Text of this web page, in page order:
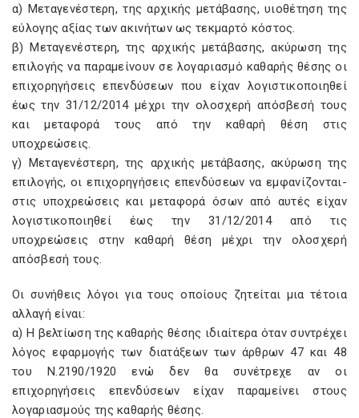
α) Μεταγενέστερη, της αρχικής μετάβασης, υιοθέτηση της
εύλογης αξίας των ακινήτων ως τεκμαρτό κόστος.
β) Μεταγενέστερη, της αρχικής μετάβασης, ακύρωση της
επιλογής να παραμείνουν σε λογαριασμό καθαρής θέσης οι
επιχορηγήσεις επενδύσεων που είχαν λογιστικοποιηθεί
έως την 31/12/2014 μέχρι την ολοσχερή απόσβεσή τους
και μεταφορά τους από την καθαρή θέση στις
υποχρεώσεις.
γ) Μεταγενέστερη, της αρχικής μετάβασης, ακύρωση της
επιλογής, οι επιχορηγήσεις επενδύσεων να εμφανίζονται-
στις υποχρεώσεις και μεταφορά όσων από αυτές είχαν
λογιστικοποιηθεί έως την 31/12/2014 από τις
υποχρεώσεις στην καθαρή θέση μέχρι την ολοσχερή
απόσβεσή τους.
Οι συνήθεις λόγοι για τους οποίους ζητείται μια τέτοια
αλλαγή είναι:
α) Η βελτίωση της καθαρής θέσης ιδιαίτερα όταν συντρέχει
λόγος εφαρμογής των διατάξεων των άρθρων 47 και 48
του Ν.2190/1920 ενώ δεν θα συνέτρεχε αν οι
επιχορηγήσεις επενδύσεων είχαν παραμείνει στους
λογαριασμούς της καθαρής θέσης.